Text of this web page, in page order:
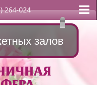
264-024
залов